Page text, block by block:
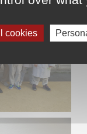
cookies